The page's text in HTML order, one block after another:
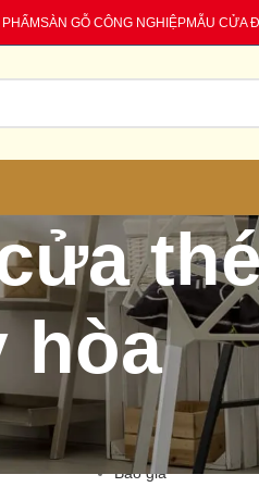
SÀN GỖ CÔNG NGHIỆPMẪU CỬA
hòa
CATEGORIES
Báo giá